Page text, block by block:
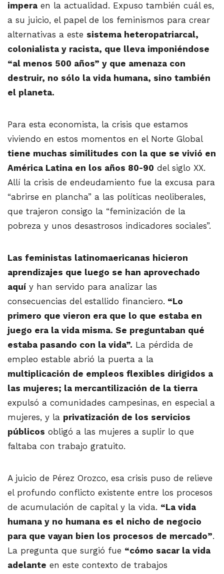
impera en la actualidad. Expuso también cuál es,
a su juicio, el papel de los feminismos para crear
alternativas a este sistema heteropatriarcal,
colonialista y racista, que lleva imponiéndose
“al menos 500 años” y que amenaza con
destruir, no sólo la vida humana, sino también
el planeta.
Para esta economista, la crisis que estamos
viviendo en estos momentos en el Norte Global
tiene muchas similitudes con la que se vivió en
América Latina en los años 80-90 del siglo XX.
Allí la crisis de endeudamiento fue la excusa para
“abrirse en plancha” a las políticas neoliberales,
que trajeron consigo la “feminización de la
pobreza y unos desastrosos indicadores sociales”.
Las feministas latinomaericanas hicieron
aprendizajes que luego se han aprovechado
aquí y han servido para analizar las
consecuencias del estallido financiero. “Lo
primero que vieron era que lo que estaba en
juego era la vida misma. Se preguntaban qué
estaba pasando con la vida”. La pérdida de
empleo estable abrió la puerta a la
multiplicación de empleos flexibles dirigidos a
las mujeres; la mercantilización de la tierra
expulsó a comunidades campesinas, en especial a
mujeres, y la privatización de los servicios
públicos obligó a las mujeres a suplir lo que
faltaba con trabajo gratuito.
A juicio de Pérez Orozco, esa crisis puso de relieve
el profundo conflicto existente entre los procesos
de acumulación de capital y la vida. “La vida
humana y no humana es el nicho de negocio
para que vayan bien los procesos de mercado”.
La pregunta que surgió fue “cómo sacar la vida
adelante en este contexto de trabajos